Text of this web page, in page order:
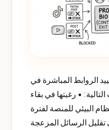
الروابط المباشرة في
• رغبتها في بقاء
البيئي للمنصة لفترة
الرسائل المزعجة